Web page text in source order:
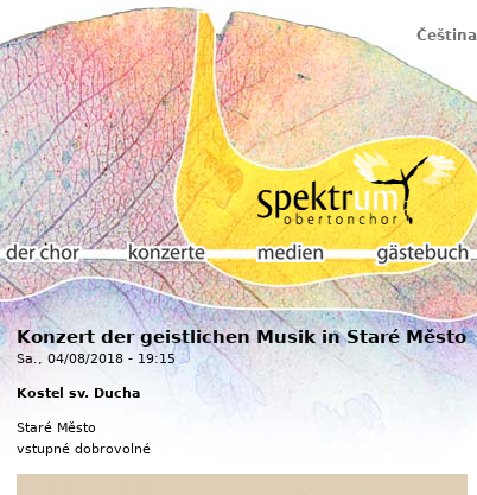
Čeština
Konzert der geistlichen Musik in Staré Město
Sa., 04/08/2018 - 19:15
Kostel sv. Ducha
Staré Město
vstupné dobrovolné
Der chor Konzerte Medien Gästebuch